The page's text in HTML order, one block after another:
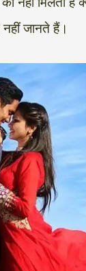
जानते हैं।